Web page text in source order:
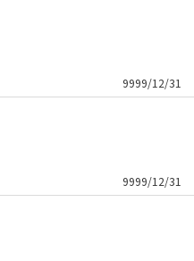
9999/12/31
9999/12/31